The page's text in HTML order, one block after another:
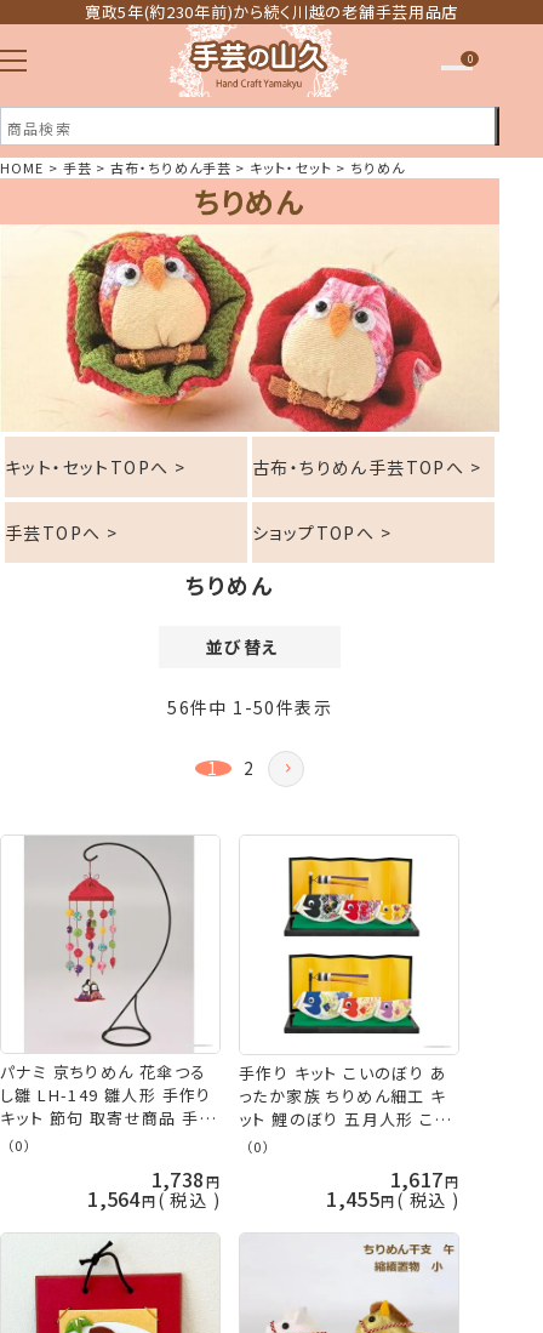
寛政5年(約230年前)から続く川越の老舗手芸用品店
注文履歴
0
HOME 手芸 古布・ちりめん手芸 キット・セット ちりめん
ちりめん
キット・セットTOPへ > 古布・ちりめん手芸TOPへ >
手芸TOPへ > ショップTOPへ >
ちりめん
並び替え
価格が高い順
登録順
レビュー順
56件中 1 -50件表示
1 2
パナミ 京ちりめん 花傘つる
し雛 LH-149 雛人形 手作り
キット 節句 取寄せ商品 手芸
の山久
（0）
1,738
1,564 税込
手作り キット こいのぼり あ
ったか家族 ちりめん細工 キ
ット 鯉のぼり 五月人形 こど
もの日 パナミ ネコポス可 手
（0）
1,617
1,455 税込